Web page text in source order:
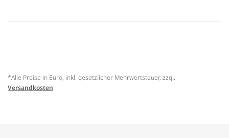
*Alle Preise in Euro, inkl. gesetzlicher Mehrwertsteuer, zzgl.
Versandkosten